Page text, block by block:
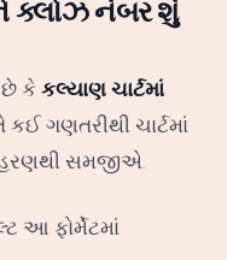
ક્લોઝ નંબર શું
છે કે કલ્યાણ ચાર્ટમાં
ગણતરીથી ચાર્ટમાં
સમજીએ.
આ ફોર્મેટમાં